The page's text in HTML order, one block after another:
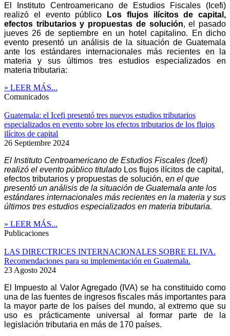
El Instituto Centroamericano de Estudios Fiscales (Icefi)
realizó el evento público
Los flujos ilícitos de capital,
efectos tributarios y propuestas de solución, el pasado
jueves 26 de septiembre en un hotel capitalino. En dicho
evento presentó un análisis de la situación de Guatemala
ante los estándares internacionales más recientes en la
materia y sus últimos tres estudios especializados en
materia tributaria:
» LEER MÁS...
Comunicados
Guatemala: el Icefi presentó tres nuevos estudios tributarios
especializados en evento sobre los efectos tributarios de los flujos
ilícitos de capital
26 Septiembre 2024
El Instituto Centroamericano de Estudios Fiscales (Icefi)
realizó el evento público titulado Los flujos ilícitos de capital,
efectos tributarios y propuestas de solución, en el que
presentó un análisis de la situación de Guatemala ante los
estándares internacionales más recientes en la materia y sus
últimos tres estudios especializados en materia tributaria.
» LEER MÁS...
Publicaciones
LAS DIRECTRICES INTERNACIONALES SOBRE EL IVA.
Recomendaciones para su implementación en Guatemala.
23 Agosto 2024
El Impuesto al Valor Agregado (IVA) se ha constituido como
una de las fuentes de ingresos fiscales más importantes para
la mayor parte de los países del mundo, al extremo que su
uso es prácticamente universal al formar parte de la
legislación tributaria en más de 170 países.